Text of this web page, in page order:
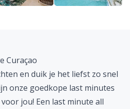
Curaçao
en duik je het liefst zo snel
onze goedkope last minutes
jou! Een last minute all